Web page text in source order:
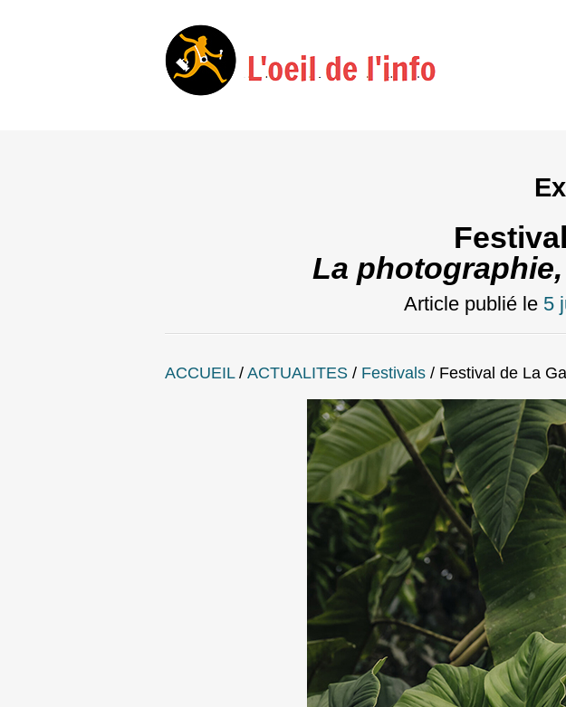
La
Article publié le 5
ACCUEIL/ ACTUALITES / Festivals / Festival de La